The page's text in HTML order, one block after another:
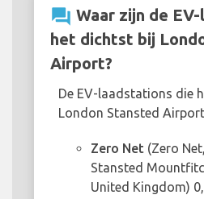
question_answer Waar zijn de
het dichtst bij
Airport?
De EV-laadstations die
London Stansted
Zero Net (Zero
Stansted
United Kingdom)